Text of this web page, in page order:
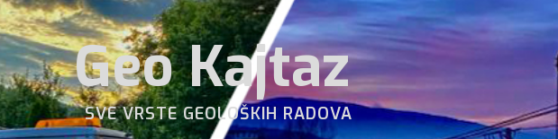
SVE VRSTE GEOLOŠKIH RADOVA
Geo Kajtaz